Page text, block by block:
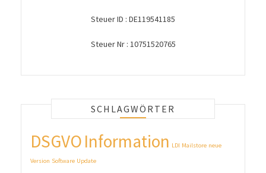
Steuer ID : DE119541185
Steuer Nr : 10751520765
SCHLAGWÖRTER
DSGVOInformation LDI Mailstore neue
Version Software Update